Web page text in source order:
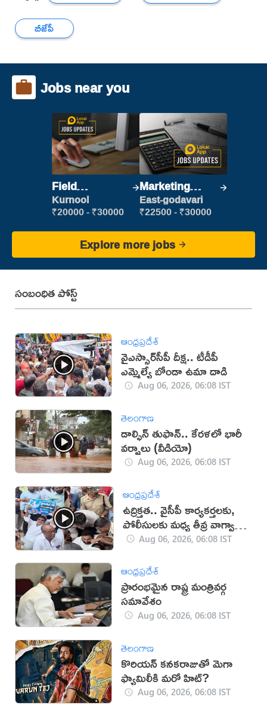
బీజేపీ
Jobs near you
Field
Marketing
Executive
Kurnool
₹20000 - ₹30000
Marketing
Executive
East-godavari
₹22500 - ₹30000
Explore more jobs
సంబంధిత పోస్ట్
ఆంధ్రప్రదేశ్
వైఎస్సార్‌సీపీ దీక్ష.. టీడీపీ
ఎమ్మెల్యే బోండా ఉమా దాడి
Aug 06, 2026, 06:08 IST
తెలంగాణ
డాల్ఫిన్ తుఫాన్.. కేరళలో భారీ
వర్షాలు (వీడియో)
Aug 06, 2026, 06:08 IST
ఆంధ్రప్రదేశ్
ఉద్రిక్తత.. వైసీపీ కార్యకర్తలకు,
పోలీసులకు మధ్య తీవ్ర వాగ్వాదం
(VIDEO)
Aug 06, 2026, 06:08 IST
ఆంధ్రప్రదేశ్
ప్రారంభమైన రాష్ట్ర మంత్రివర్గ
సమావేశం
Aug 06, 2026, 06:08 IST
తెలంగాణ
కొరియన్ కనకరాజుతో మెగా
ఫ్యామిలీకి మరో హిట్?
Aug 06, 2026, 06:08 IST